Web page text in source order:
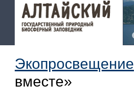
Экопросвещение
вместе»